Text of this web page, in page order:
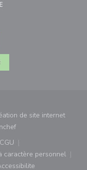
((ouvre une nouvelle
((ouvre une
de site internet
((ouvre une nouvelle
nouvelle fenêtre))
CGU
((ouvre une nouvelle
caractère personnel
une nouvelle fenêtre))